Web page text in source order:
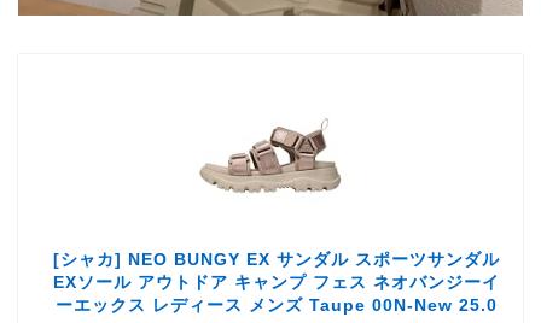
[シャカ] NEO BUNGY EX サンダル スポーツサンダル
EXソール アウトドア キャンプ フェス ネオバンジーイ
ーエックス レディース メンズ Taupe 00N-New 25.0